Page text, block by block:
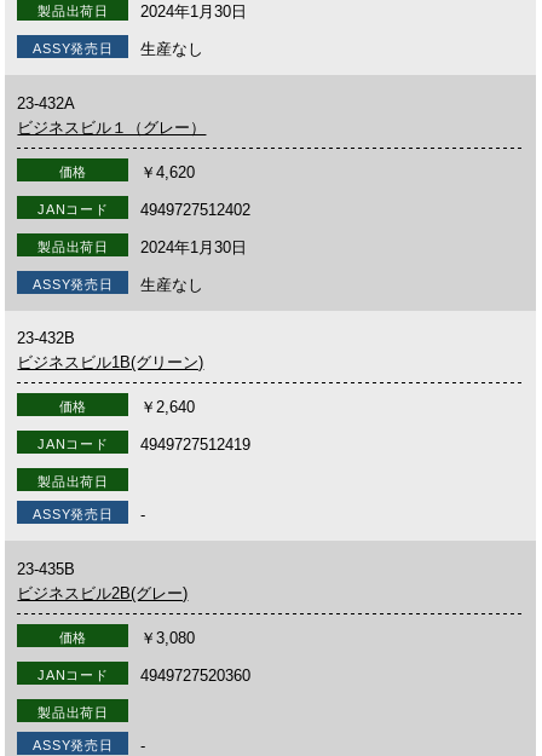
製品出荷日 2024年1月30日
ASSY発売日 生産なし
23-432A
ビジネスビル１（グレー）
価格 ￥4,620
JANコード 4949727512402
製品出荷日 2024年1月30日
ASSY発売日 生産なし
23-432B
ビジネスビル1B(グリーン)
価格 ￥2,640
JANコード 4949727512419
製品出荷日
ASSY発売日 -
23-435B
ビジネスビル2B(グレー)
価格 ￥3,080
JANコード 4949727520360
製品出荷日
ASSY発売日 -